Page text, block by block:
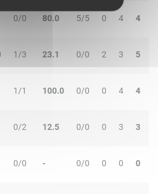
0/0 80.0 5/5 0 4 4
1/3 23.1 0/0 2 3 5
1/1 100.0 0/0 0 4 4
0/2 12.5 0/0 0 3 3
0/0 - 0/0 0 0 0